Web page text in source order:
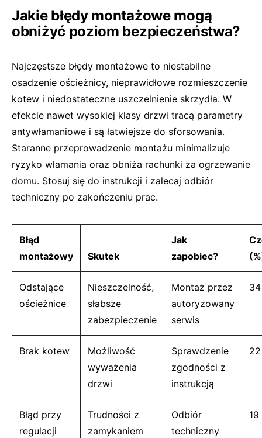
Jakie błędy montażowe mogą
obniżyć poziom bezpieczeństwa?
Najczęstsze błędy montażowe to niestabilne
osadzenie ościeżnicy, nieprawidłowe rozmieszczenie
kotew i niedostateczne uszczelnienie skrzydła. W
efekcie nawet wysokiej klasy drzwi tracą parametry
antywłamaniowe i są łatwiejsze do sforsowania.
Staranne przeprowadzenie montażu minimalizuje
ryzyko włamania oraz obniża rachunki za ogrzewanie
domu. Stosuj się do instrukcji i zalecaj odbiór
techniczny po zakończeniu prac.
Błąd
montażowy
Skutek
Jak
zapobiec?
Odstające
ościeżnice
Nieszczelność,
słabsze
zabezpieczenie
Montaż przez
autoryzowany
serwis
34
Brak kotew
Możliwość
wyważenia
drzwi
Sprawdzenie
zgodności z
instrukcją
22
Błąd przy
regulacji
Trudności z
zamykaniem
Odbiór
techniczny
19